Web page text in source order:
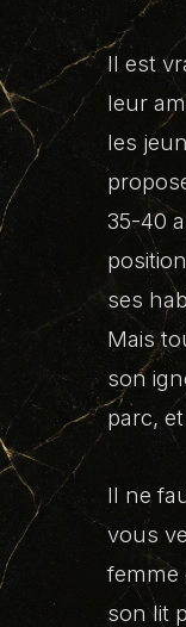
Il est
leur
les
35-40
ses
Mais
son
parc,
Il ne
vous
femme
son lit